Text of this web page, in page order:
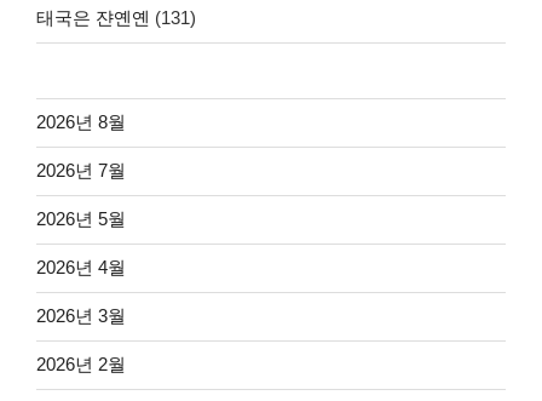
태국은 쟌옌옌 (131)
2026년 8월
2026년 7월
2026년 5월
2026년 4월
2026년 3월
2026년 2월